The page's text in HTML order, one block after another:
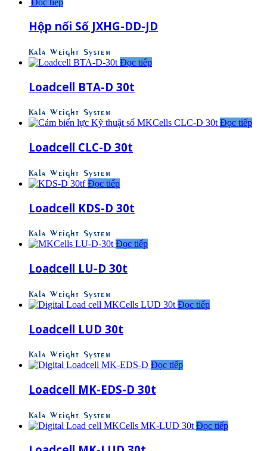
Hộp nối Số JXHG-DD-JD
Kala Weight System
Đọc tiếp
Loadcell BTA-D 30t
Kala Weight System
Đọc tiếp
Loadcell CLC-D 30t
Kala Weight System
Đọc tiếp
Loadcell KDS-D 30t
Kala Weight System
Đọc tiếp
Loadcell LU-D 30t
Kala Weight System
Đọc tiếp
Loadcell LUD 30t
Kala Weight System
Đọc tiếp
Loadcell MK-EDS-D 30t
Kala Weight System
Đọc tiếp